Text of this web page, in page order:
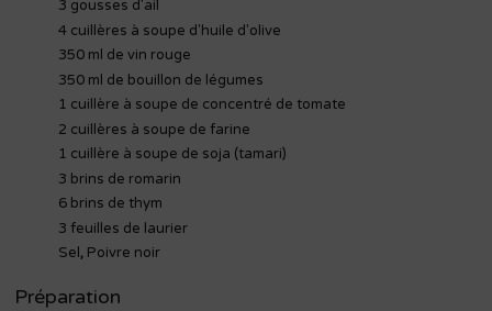
3 gousses d'ail
4 cuillères à soupe d'huile d'olive
350 ml de vin rouge
350 ml de bouillon de légumes
1 cuillère à soupe de concentré de tomate
2 cuillères à soupe de farine
1 cuillère à soupe de soja (tamari)
3 brins de romarin
6 brins de thym
3 feuilles de laurier
Sel, Poivre noir
Préparation